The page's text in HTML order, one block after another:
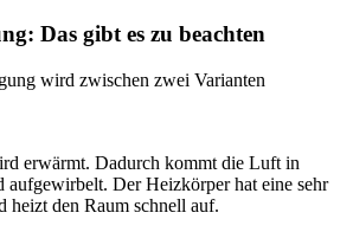
Das gibt es zu beachten
wird zwischen zwei Varianten
erwärmt. Dadurch kommt die Luft in
aufgewirbelt. Der Heizkörper hat eine sehr
heizt den Raum schnell auf.